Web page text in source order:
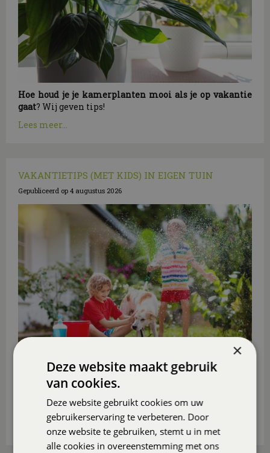
Hoe houd je je kamerplanten mooi als je op vakantie
gaat? Wij geven tips!
Lees meer...
VAKANTIETIPS (MET KIDS) IN EIGEN TUIN
Gepubliceerd op 4 augustus 2026
Ga je deze zomer niet op vakantie? Maak er dan in
eigen tuin of op eigen balkon of (dak)terras een
heerlijk vakantieparadijsje van
(klein)kinderen.
Lees meer...
×
Deze website maakt gebruik
van cookies.
Deze website gebruikt cookies om uw
gebruikerservaring te verbeteren. Door
onze website te gebruiken, stemt u in met
alle cookies in overeenstemming met ons